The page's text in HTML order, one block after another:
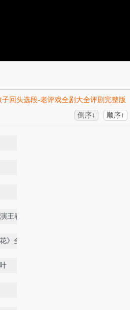
回头选段-老评戏全剧大全评剧完整版
倒序↓
顺序↑
王春
》全